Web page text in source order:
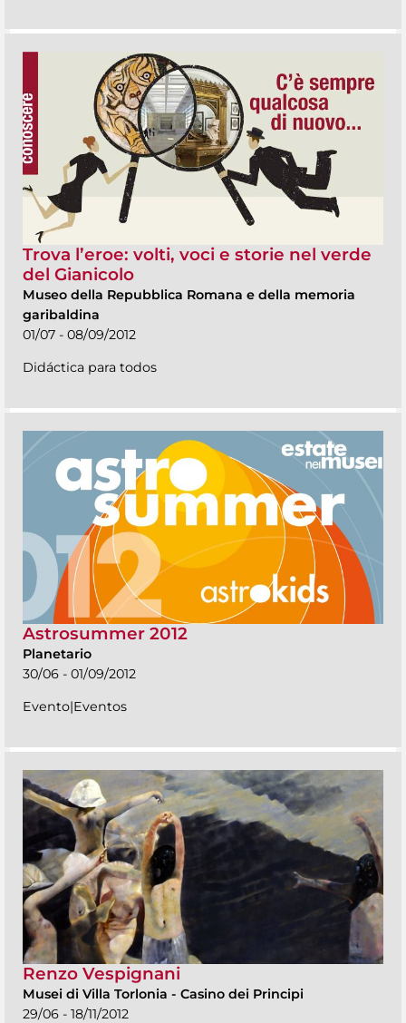
Trova l’eroe: volti, voci e storie nel verde
del Gianicolo
Museo della Repubblica Romana e della memoria
garibaldina
01/07 - 08/09/2012
Didáctica para todos
Astrosummer 2012
Planetario
30/06 - 01/09/2012
Evento|Eventos
Renzo Vespignani
Musei di Villa Torlonia - Casino dei Principi
29/06 - 18/11/2012